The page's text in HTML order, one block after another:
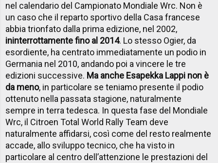
nel calendario del Campionato Mondiale Wrc. Non è
un caso che il reparto sportivo della Casa francese
abbia trionfato dalla prima edizione, nel 2002,
ininterrottamente fino al 2014. Lo stesso Ogier, da
esordiente, ha centrato immediatamente un podio in
Germania nel 2010, andando poi a vincere le tre
edizioni successive. Ma anche Esapekka Lappi non è
da meno, in particolare se teniamo presente il podio
ottenuto nella passata stagione, naturalmente
sempre in terra tedesca. In questa fase del Mondiale
Wrc, il Citroen Total World Rally Team deve
naturalmente affidarsi, così come del resto realmente
accade, allo sviluppo tecnico, che ha visto in
particolare al centro dell’attenzione le prestazioni del